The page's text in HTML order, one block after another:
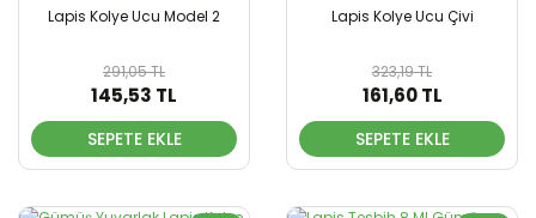
Lapis Kolye Ucu Model 2
291,05 TL
145,53 TL
SEPETE EKLE
Lapis Kolye Ucu Çivi
323,19 TL
161,60 TL
SEPETE EKLE